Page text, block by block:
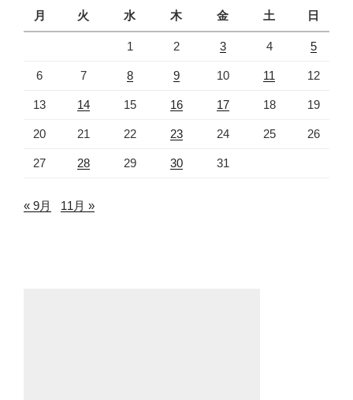
月
火 水 木 金 土 日
1 2 3 4 5
6 7 8 9 10 11 12
13 14 15 16 17 18 19
20 21 22 23 24 25 26
27 28 29 30 31
« 9月 11月 »